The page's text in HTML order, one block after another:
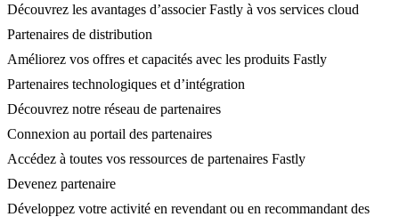
Découvrez les avantages d’associer Fastly à vos services cloud
Partenaires de distribution
Améliorez vos offres et capacités avec les produits Fastly
Partenaires technologiques et d’intégration
Découvrez notre réseau de partenaires
Connexion au portail des partenaires
Accédez à toutes vos ressources de partenaires Fastly
Devenez partenaire
Développez votre activité en revendant ou en recommandant des